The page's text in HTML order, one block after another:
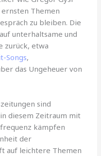
Themen
zu bleiben. Die
unterhaltsame und
zurück, etwa
Songs,
das Ungeheuer von
sind
diesem Zeitraum mit
kämpfen
der
auf leichtere Themen